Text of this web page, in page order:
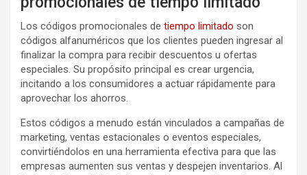
Los códigos promocionales de tiempo limitado son
códigos alfanuméricos que los clientes pueden ingresar al
finalizar la compra para recibir descuentos u ofertas
especiales. Su propósito principal es crear urgencia,
incitando a los consumidores a actuar rápidamente para
aprovechar los ahorros.
Estos códigos a menudo están vinculados a campañas de
marketing, ventas estacionales o eventos especiales,
convirtiéndolos en una herramienta efectiva para que las
empresas aumenten sus ventas y despejen inventarios. Al